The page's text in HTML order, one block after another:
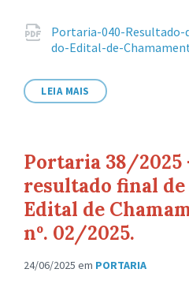
Anexos
Portaria-040-
do-Edital-de-
LEIA MAIS
Portaria 38/2025
resultado final
Edital de
nº. 02/2025.
24/06/2025 em PORTARIA